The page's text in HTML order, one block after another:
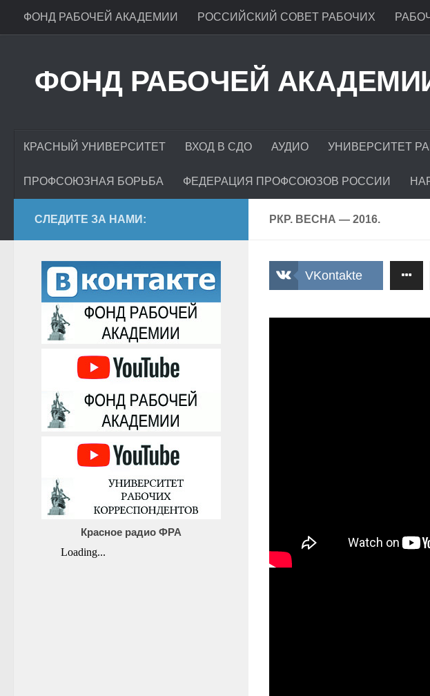
ФОНД РАБОЧЕЙ АКАДЕМИИ РОССИЙСКИЙ СОВЕТ РАБОЧИХ
ФОНД РАБОЧЕЙ
КРАСНЫЙ УНИВЕРСИТЕТ ВХОД В СДО АУДИО УНИВЕРСИТЕТ
ПРОФСОЮЗНАЯ БОРЬБА ФЕДЕРАЦИЯ ПРОФСОЮЗОВ РОССИИ
РКР. ВЕСНА — 2016.
VKontakte
СЛЕДИТЕ ЗА НАМИ:
Красное радио ФРА